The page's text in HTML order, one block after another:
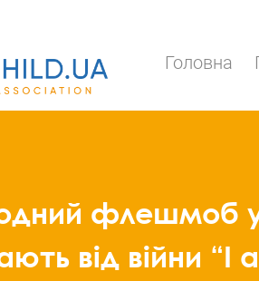
Головна
флешмоб у
від війни “I